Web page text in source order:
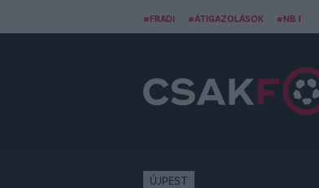
#FRADI #ÁTIGAZOLÁSOK #NB I
ÚJPEST